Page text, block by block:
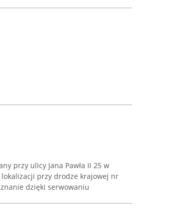
przy ulicy Jana Pawła II 25 w
przy drodze krajowej nr
dzięki serwowaniu